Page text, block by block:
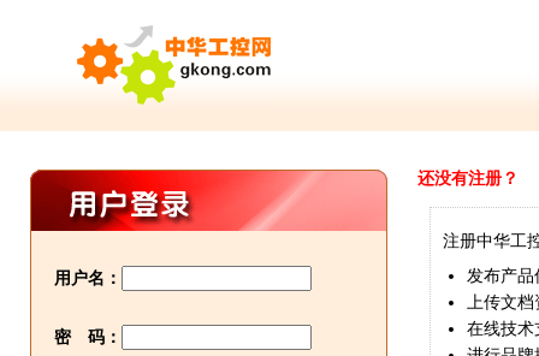
用户名：
密 码：
还没有注册？
注册中华工
发布产品
上传文档
在线技术